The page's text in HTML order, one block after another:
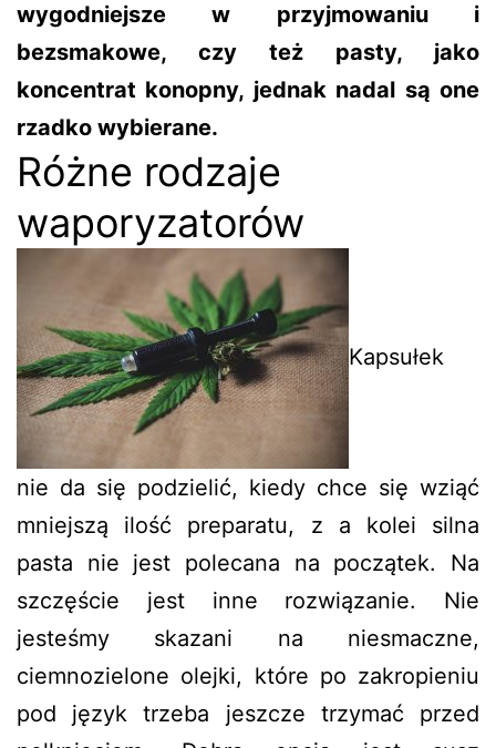
wygodniejsze w przyjmowaniu i
bezsmakowe, czy też pasty, jako
koncentrat konopny, jednak nadal są one
rzadko wybierane.
Różne rodzaje
waporyzatorów
Kapsułek
nie da się podzielić, kiedy chce się wziąć
mniejszą ilość preparatu, z a kolei silna
pasta nie jest polecana na początek. Na
szczęście jest inne rozwiązanie. Nie
jesteśmy skazani na niesmaczne,
ciemnozielone olejki, które po zakropieniu
pod język trzeba jeszcze trzymać przed